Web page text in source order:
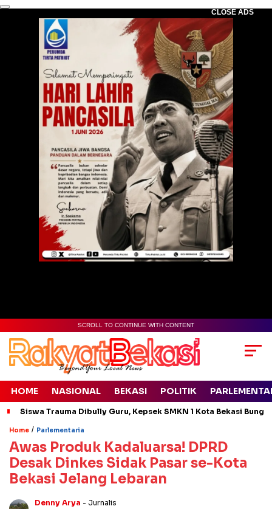
CLOSE ADS
SCROLL TO CONTINUE WITH CONTENT
HOME NASIONAL BEKASI POLITIK
Siswa Trauma Dibully Guru, Kepsek SMKN 1 Kota Bekasi
Home / Parlementaria
Awas Produk Kadaluarsa! DPRD
Desak Dinkes Sidak Pasar se-Kota
Bekasi Jelang Lebaran
Denny Arya - Jurnalis